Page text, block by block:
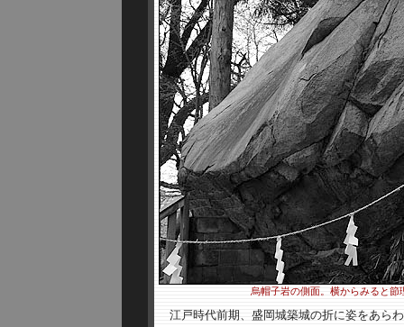
烏帽子岩の側面。横からみると
江戸時代前期、盛岡城築城の折に姿をあら